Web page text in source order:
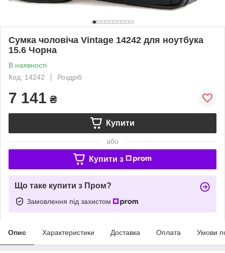
Сумка чоловіча Vintage 14242 для ноутбука
15.6 Чорна
В наявності
Код: 14242
Роздріб
7 141 ₴
Купити
або
Купити з
Що таке купити з Пром?
Замовлення під захистом
Опис Характеристики Доставка Оплата Умови